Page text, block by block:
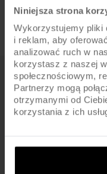
Niniejsza strona
Wykorzystujemy pliki
i reklam, aby
analizować ruch w
korzystasz z naszej
społecznościowym,
Partnerzy mogą
otrzymanymi od
korzystania z ich
FIRMA
O nas